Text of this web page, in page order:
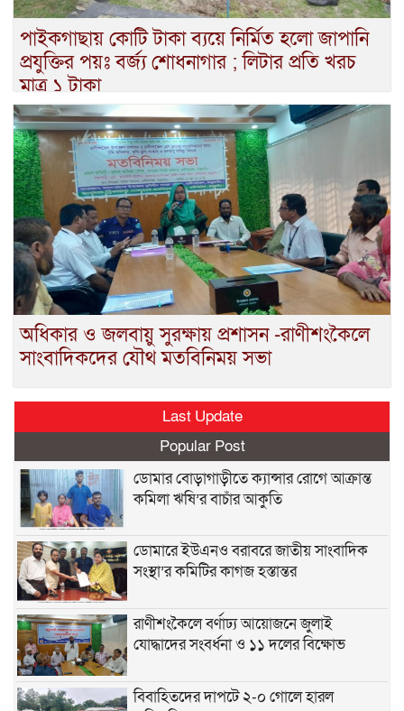
পাইকগাছায় কোটি টাকা ব্যয়ে নির্মিত হলো জাপানি
প্রযুক্তির পয়ঃ বর্জ্য শোধনাগার ; লিটার প্রতি খরচ
মাত্র ১ টাকা
অধিকার ও জলবায়ু সুরক্ষায় প্রশাসন -রাণীশংকৈলে
সাংবাদিকদের যৌথ মতবিনিময় সভা
Last Update
Popular Post
ডোমার বোড়াগাড়ীতে ক্যান্সার রোগে আক্রান্ত
কমিলা ঋষি’র বাচাঁর আকুতি
ডোমারে ইউএনও বরাবরে জাতীয় সাংবাদিক
সংস্থা’র কমিটির কাগজ হস্তান্তর
রাণীশংকৈলে বর্ণাঢ্য আয়োজনে জুলাই
যোদ্ধাদের সংবর্ধনা ও ১১ দলের বিক্ষোভ
বিবাহিতদের দাপটে ২-০ গোলে হারল